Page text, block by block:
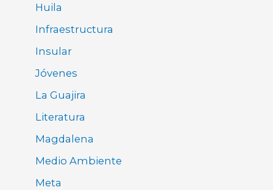
Huila
Infraestructura
Insular
Jóvenes
La Guajira
Literatura
Magdalena
Medio Ambiente
Meta